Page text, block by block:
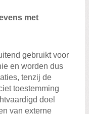
met
gebruikt voor
en worden dus
tenzij de
toestemming
doel
van externe